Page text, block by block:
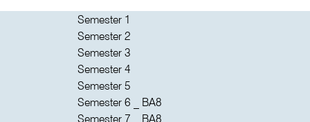
Semester 1
Semester 2
Semester 3
Semester 4
Semester 5
Semester 6 _ BA8
Semester 7 _ BA8